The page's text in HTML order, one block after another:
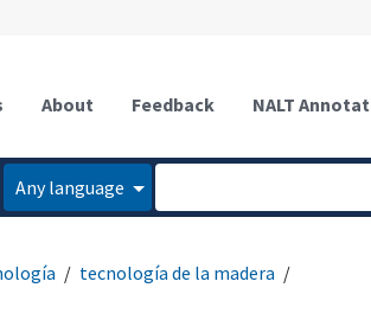
About Feedback NALT
Any language
tecnología de la madera